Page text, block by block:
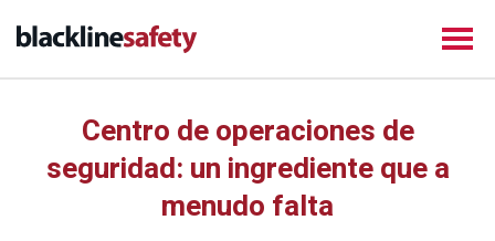
Centro de operaciones de
seguridad: un ingrediente que a
menudo falta